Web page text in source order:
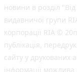
новини в розділ
видавничої групи
корпорації RIA ©
публiкацiя,
сайту у друкованих
інформації